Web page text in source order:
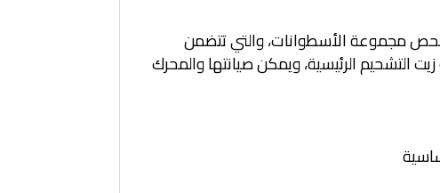
فحص مجموعة الأسطوانات، والتي تتضمن
التشحيم الرئيسية، ويمكن صيانتها والمحرك